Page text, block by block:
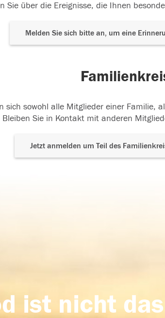
Sie über die Ereignisse, die Ihnen
Melden Sie sich bitte an, um eine
sich sowohl alle Mitglieder einer Familie,
Sie in Kontakt mit anderen
Jetzt anmelden um Teil des
ist nicht